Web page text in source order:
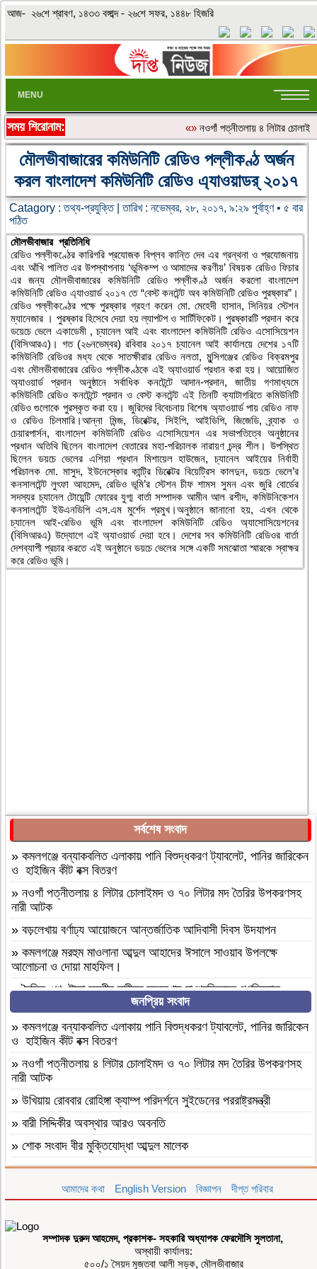
আজ- ২৬শে শ্রাবণ, ১৪৩৩ বঙ্গাব্দ - ২৬শে সফর, ১৪৪৮ হিজরি
MENU
সময় শিরোনাম: «»নওগাঁ পত্নীতলায় ৪ লিটার
মৌলভীবাজারের কমিউনিটি রেডিও পল্লীকণ্ঠ অর্জন
করল বাংলাদেশ কমিউনিটি রেডিও এ্যাওয়াডর্ ২০১৭
Catagory :তথ্য-প্রযুক্তি| তারিখ : নভেম্বর, ২৮, ২০১৭, ৯:২৯ পূর্বাহ্ণ • ৫ বার
পঠিত
মৌলভীবাজার প্রতিনিধি
রেডিও পল্লীকণ্ঠের কারিগরি প্রযোজক বিপ্লব কান্তি দেব এর গ্রন্থনা ও প্রযোজনায়
এবং আঁখি পালিত এর উপস্থাপনায় ‘ভূমিকম্প ও আমাদের করণীয়’ বিষয়ক রেডিও ফিচার
এর জন্য মৌলভীবাজারের কমিউনিটি রেডিও পল্লীকণ্ঠ অর্জন করলো বাংলাদেশ
কমিউনিটি রেডিও এ্যাওয়ার্ড ২০১৭ তে “বেস্ট কনটেন্ট অব কমিউনিটি রেডিও পুরষ্কার”।
রেডিও পল্লীকণ্ঠের পক্ষে পুরষ্কার গ্রহণ করেন মো. মেহেদী হাসান, সিনিয়র স্টেশন
ম্যানেজার । পুরষ্কার হিসেবে দেয়া হয় ল্যাপটপ ও সার্টিফিকেট। পুরষ্কারটি প্রদান করে
ডয়েচে ভেলে একাডেমী , চ্যানেল আই এবং বাংলাদেশ কমিউনিটি রেডিও এসোসিয়েশন
(বিসিআরএ)। গত (২৬নভেম্বর) রবিবার ২০১৭ চ্যানেল আই কার্যালয়ে দেশের ১৭টি
কমিউনিটি রেডিওর মধ্য থেকে সাতক্ষীরার রেডিও নলতা, মুন্সিগঞ্জের রেডিও বিক্রমপুর
এবং মৌলভীবাজারের রেডিও পল্লীকণ্ঠকে এই অ্যাওয়ার্ড প্রধান করা হয়। আয়োজিত
অ্যাওয়ার্ড প্রদান অনুষ্ঠানে সর্বাধিক কনটেন্টে আদান-প্রদান, জাতীয় গণমাধ্যমে
কমিউনিটি রেডিও কনটেন্টে প্রদান ও বেস্ট কনটেন্ট এই তিনটি ক্যাটাগরিতে কমিউনিটি
রেডিও গুলোকে পুরস্কৃত করা হয়। জুরিদের বিবেচনায় বিশেষ অ্যাওয়ার্ড পায় রেডিও নাফ
ও রেডিও চিলমারি।আন্না মিন্জ, ডিরেক্টর, সিইপি, আইডিপি, জিজেডি, ব্র্যাক ও
চেয়ারপার্সন, বাংলাদেশ কমিউনিটি রেডিও এসোসিয়েশন এর সভাপতিত্বে অনুষ্ঠানের
প্রধান অতিথি ছিলেন বাংলাদেশ বেতারের মহা-পরিচালক নারায়ণ চন্দ্র শীল। উপস্থিত
ছিলেন ডয়চে ভেলের এশিয়া প্রধান মিশায়েল হাউজেন, চ্যানেল আইয়ের নির্বাহী
পরিচালক মো. মাসুদ, ইউনেস্কোর কান্ট্রি ডিরেক্টর বিয়েট্রিস কালদুন, ডয়চে ভেলে’র
কনসালটেন্ট লুৎফা আহমেদ, রেডিও ভূমি’র স্টেশন চীফ শামস সুমন এবং জুরি বোর্ডের
সদস্যর চ্যানেল টোয়েন্টি ফোরের যুগ্ম বার্তা সম্পাদক আমীন আল রশীদ, কমিউনিকেশন
কনসালটেন্ট ইউএনডিপি এস.এম মুর্শেদ প্রমুখ।অনুষ্ঠানে জানানো হয়, এখন থেকে
চ্যানেল আই-রেডিও ভূমি এবং বাংলাদেশ কমিউনিটি রেডিও অ্যাসোসিয়েশনের
(বিসিআরএ) উদ্যোগে এই অ্যাওয়ার্ড দেয়া হবে। দেশের সব কমিউনিটি রেডিওর বার্তা
দেশব্যাপী প্রচার করতে এই অনুষ্ঠানে ডয়চে ভেলের সঙ্গে একটি সমঝোতা স্মারকে স্বাক্ষর
করে রেডিও ভূমি।
সর্বশেষ সংবাদ
» কমলগঞ্জে বন্যাকবলিত এলাকায় পানি বিশুদ্ধকরণ ট্যাবলেট, পানির জারিকেন
ও হাইজিন কীট বক্স বিতরণ
» নওগাঁ পত্নীতলায় ৪ লিটার চোলাইমদ ও ৭০ লিটার মদ তৈরির উপকরণসহ
নারী আটক
» বড়লেখায় বর্ণাঢ্য আয়োজনে আন্তর্জাতিক আদিবাসী দিবস উদযাপন
» কমলগঞ্জে মরহুম মাওলানা আব্দুল আহাদের ঈসালে সাওয়াব উপলক্ষে
আলোচনা ও দোয়া মাহফিল।
»দৈনিক ৫শ টাকা মজুরীর দাবীতে বড়লেখায় চা শ্রমিকদের গণবিক্ষোভ
»কমলগঞ্জের শমশেরনগর চা বাগানে অতিরিক্ত মদপানে অসুস্থ হয়ে যুবকের
মৃত্যু
»
দৈনিক ৫০০ টাকা মজুরিসহ চা শ্রমিক ইউনিয়নের নির্বাচনের দাবিতে
কমলগঞ্জে চা-শ্রমিকদের মানববন্ধন
»এআই দিয়ে এমপি নাসের রহমানের অশ্লীল ভিডিও ছড়ানোর অভিযোগে
সাভার থেকে আসামি গ্রেপ্তার
» বগুড়া আদমদীঘি ১শ পিস ট্যাপেন্টাডলসহ একজন গ্রেফতার
» বগুড়া আদমদীঘি’র ছাতিয়ানগ্রামে সাংসদ মহিত তালুকদার-কে সংবর্ধনা
কমলগঞ্জে এমপি হাজী মুজিবকে নাগরিক সংবর্ধনা
»আন্তর্জাতিক আদিবাসী দিবস ২০২৬: বাংলাদেশের আদিবাসীদের দূর্গম
পথচলা
বগুড়া আদমদীঘিতে মাদকবিরোধী অভিযানে ৩ জন গ্রেফতার, ভ্রাম্যমাণ
জনপ্রিয় সংবাদ
» কমলগঞ্জে বন্যাকবলিত এলাকায় পানি বিশুদ্ধকরণ ট্যাবলেট, পানির জারিকেন
ও হাইজিন কীট বক্স বিতরণ
» নওগাঁ পত্নীতলায় ৪ লিটার চোলাইমদ ও ৭০ লিটার মদ তৈরির উপকরণসহ
নারী আটক
» উখিয়ায় রোববার রোহিঙ্গা ক্যাম্প পরিদর্শনে সুইডেনের পররাষ্ট্রমন্ত্রী
» বারী সিদ্দিকীর অবস্থার আরও অবনতি
» শোক সংবাদ বীর মুক্তিযোদ্ধা আব্দুল মালেক
»মৃত্যুবাষির্কী মোহাম্মদ ইলিয়াছ
কমলগঞ্জে পতনঊষারে দাদন ব্যবসায়ীদের মানসিক চাপে এক স্বর্ণ ব্যবসায়ীর
আত্মহত্যা
»মৌলভীবাজার ভোক্তা অধিকার আইনে ৩ প্রতিষ্ঠানকে ৭ হাজার টাকা
কমলগঞ্জে সনাতন ধর্মীয় বিশেষ সম্মেলন অনুষ্টিত
আমাদের কথা English Version বিজ্ঞাপন দীপ্ত পরিবার
সম্পাদক দুরুদ আহমেদ, প্রকাশক- সহকারি অধ্যাপক ফেরদৌসি সুলতানা,
অস্থায়ী কার্যালয়:
৫০০/১ সৈয়দ মুজতবা আলী সড়ক, মৌলভীবাজার